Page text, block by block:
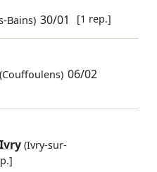
Bains) 30/01 [1 rep.]
06/02
(Ivry-sur-